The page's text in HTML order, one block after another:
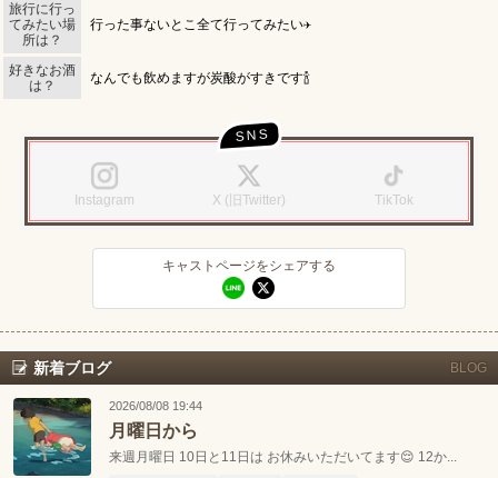
旅行に行っ
てみたい場
所は？
行った事ないとこ全て行ってみたい✈️
好きなお酒
は？
なんでも飲めますが炭酸がすきです🍾
Instagram X (旧Twitter) TikTok
キャストページをシェアする
新着ブログ BLOG
2026/08/08 19:44
月曜日から
来週月曜日 10日と11日は お休みいただいてます😌 12か...
新規会員登録
中四国
沖縄 全国TOP